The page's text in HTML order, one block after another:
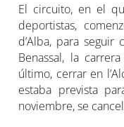
El circuito, en el
deportistas,
d’Alba, para
Benassal, la
último, cerrar en
estaba prevista
noviembre, se